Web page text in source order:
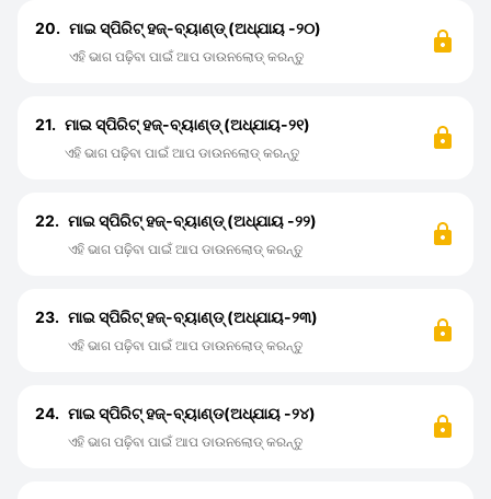
20. ମାଇ ସ୍ପିରିଟ୍ ହଜ୍-ବ୍ୟାଣ୍ଡ୍ (ଅଧ୍ଯାୟ -୨୦)
ଏହି ଭାଗ ପଢ଼ିବା ପାଇଁ ଆପ ଡାଉନଲୋଡ୍ କରନ୍ତୁ
21. ମାଇ ସ୍ପିରିଟ୍ ହଜ୍-ବ୍ୟାଣ୍ଡ୍ (ଅଧ୍ଯାୟ-୨୧)
ଏହି ଭାଗ ପଢ଼ିବା ପାଇଁ ଆପ ଡାଉନଲୋଡ୍ କରନ୍ତୁ
22. ମାଇ ସ୍ପିରିଟ୍ ହଜ୍-ବ୍ୟାଣ୍ଡ୍ (ଅଧ୍ଯାୟ -୨୨)
ଏହି ଭାଗ ପଢ଼ିବା ପାଇଁ ଆପ ଡାଉନଲୋଡ୍ କରନ୍ତୁ
23. ମାଇ ସ୍ପିରିଟ୍ ହଜ୍-ବ୍ୟାଣ୍ଡ୍ (ଅଧ୍ଯାୟ-୨୩)
ଏହି ଭାଗ ପଢ଼ିବା ପାଇଁ ଆପ ଡାଉନଲୋଡ୍ କରନ୍ତୁ
24. ମାଇ ସ୍ପିରିଟ୍ ହଜ୍-ବ୍ୟାଣ୍ଡ(ଅଧ୍ଯାୟ -୨୪)
ଏହି ଭାଗ ପଢ଼ିବା ପାଇଁ ଆପ ଡାଉନଲୋଡ୍ କରନ୍ତୁ